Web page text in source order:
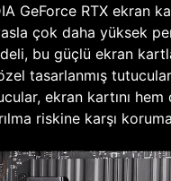
GeForce RTX ekran
çok daha yüksek
bu güçlü ekran
tasarlanmış
ekran kartını
riskine karşı